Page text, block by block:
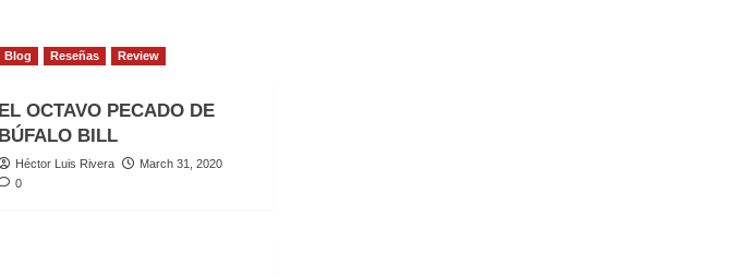
Blog Reseñas Review
EL OCTAVO PECADO DE
BÚFALO BILL
Héctor Luis Rivera
March 31, 2020
0